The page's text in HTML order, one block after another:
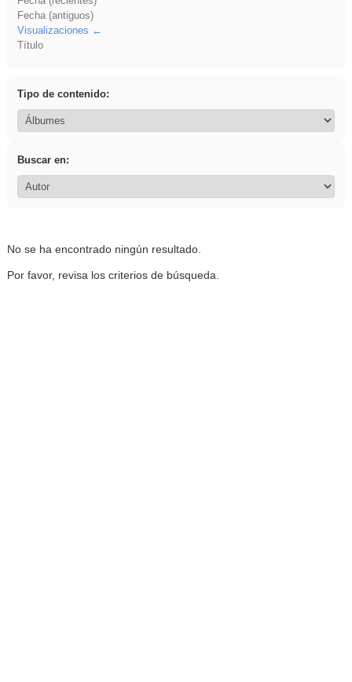
Fecha (antiguos)
Visualizaciones
Título
Tipo de contenido:
Buscar en:
No se ha encontrado ningún resultado.
Por favor, revisa los criterios de búsqueda.